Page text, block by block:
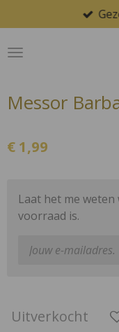
direct
naar
Messor
€ 1,99
Laat het me
voorraad is.
Uitverkocht